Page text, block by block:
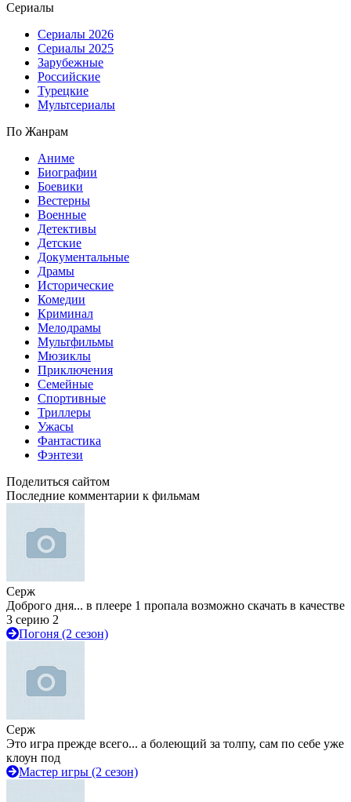
Сериалы
Сериалы 2026
Сериалы 2025
Зарубежные
Российские
Турецкие
Мультсериалы
По Жанрам
Аниме
Биографии
Боевики
Вестерны
Военные
Детективы
Детские
Документальные
Драмы
Исторические
Комедии
Криминал
Мелодрамы
Мультфильмы
Мюзиклы
Приключения
Семейные
Спортивные
Триллеры
Ужасы
Фантастика
Фэнтези
Поделиться сайтом
Последние комментарии к фильмам
Серж
Доброго дня... в плеере 1 пропала возможно скачать в качестве
3 серию 2
Погоня (2 сезон)
Серж
Это игра прежде всего... а болеющий за толпу, сам по себе уже
клоун под
Мастер игры (2 сезон)